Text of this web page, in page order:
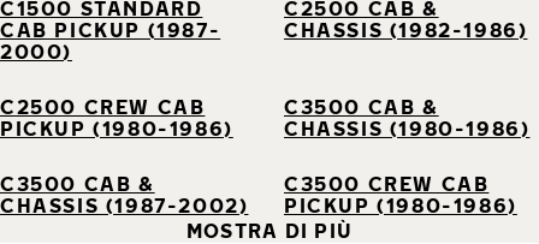
C1500 STANDARD
CAB PICKUP (1987-
2000)
C2500 CAB &
CHASSIS (1982-1986)
C2500 CREW CAB
PICKUP (1980-1986)
C3500 CAB &
CHASSIS (1980-1986)
C3500 CAB &
CHASSIS (1987-2002)
C3500 CREW CAB
PICKUP (1980-1986)
MOSTRA DI PIÙ